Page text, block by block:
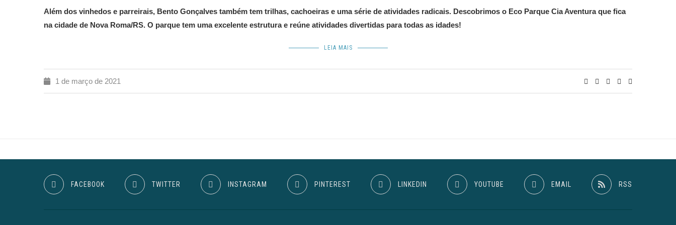
Além dos vinhedos e parreirais, Bento Gonçalves também tem trilhas, cachoeiras e uma série de atividades radicais. Descobrimos o Eco Parque Cia Aventura que fica
na cidade de Nova Roma/RS. O parque tem uma excelente estrutura e reúne atividades divertidas para todas as idades!
LEIA MAIS
1 de março de 2021
FACEBOOK TWITTER INSTAGRAM PINTEREST LINKEDIN YOUTUBE EMAIL RSS